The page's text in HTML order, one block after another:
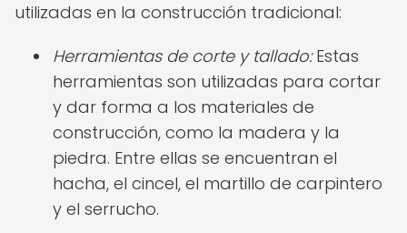
utilizadas en la construcción tradicional:
Herramientas de corte y tallado:Estas
herramientas son utilizadas para cortar
y dar forma a los materiales de
construcción, como la madera y la
piedra. Entre ellas se encuentran el
hacha, el cincel, el martillo de carpintero
y el serrucho.